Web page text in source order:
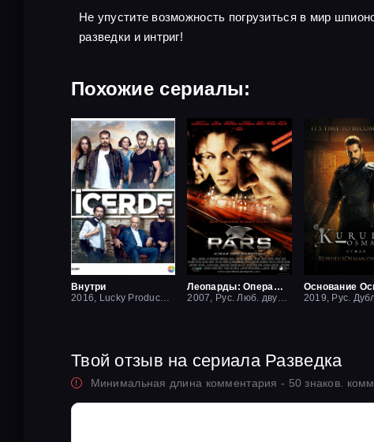
Не упустите возможность погрузиться в мир
разведки и интриг!
Похожие сериалы:
Внутри
Леопарды: Операция вишня
Основание
Твой отзыв на сериала Разведка
Минимальная длина комментария - 50 знаков.